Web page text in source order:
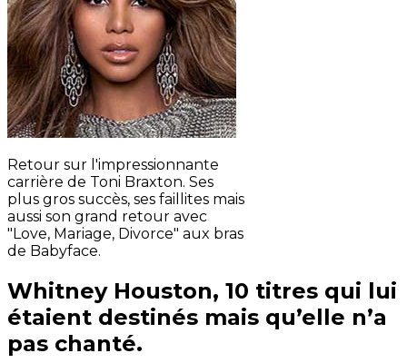
Retour sur l'impressionnante
carrière de Toni Braxton. Ses
plus gros succès, ses faillites mais
aussi son grand retour avec
"Love, Mariage, Divorce" aux bras
de Babyface.
Whitney Houston, 10 titres qui lui
étaient destinés mais qu’elle n’a
pas chanté.